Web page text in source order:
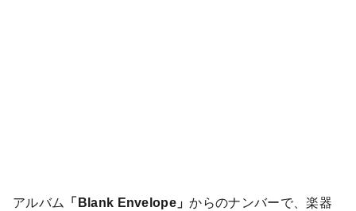
アルバム 「Blank Envelope」からのナンバーで、楽器